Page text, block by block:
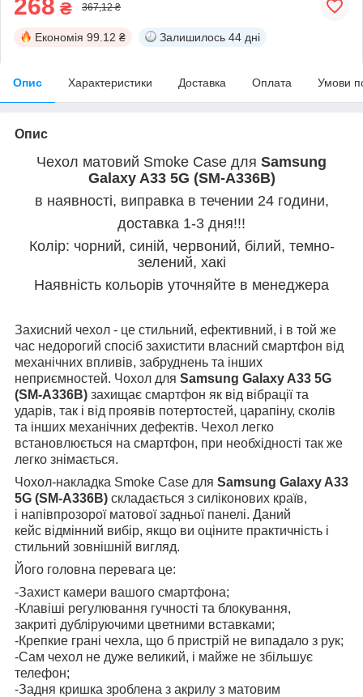
268 ₴ 367,12 ₴
Економія 99.12 ₴ Залишилось 44 дні
Опис Характеристики Доставка Оплата Умови
Опис
Чехол матовий Smoke Case для Samsung
Galaxy A33 5G (SM-A336B)
в наявності, виправка в течении 24 години,
доставка 1-3 дня!!!
Колір: чорний, синій, червоний, білий, темно-
зелений, хакі
Наявність кольорів уточняйте в менеджера
Захисний чехол - це стильний, ефективний, і в той же
час недорогий спосіб захистити власний смартфон від
механічних впливів, забруднень та інших
неприємностей. Чохол для Samsung Galaxy A33 5G
(SM-A336B) захищає смартфон як від вібрації та
ударів, так і від проявів потертостей, царапіну, сколів
та інших механічних дефектів. Чехол легко
встановлюється на смартфон, при необхідності так же
легко знімається.
Чохол-накладка Smoke Case для Samsung Galaxy A33
5G (SM-A336B) складається з силіконових країв,
і напівпрозорої матової задньої панелі. Даний
кейс відмінний вибір, якщо ви оціните практичність і
стильний зовнішній вигляд.
Його головна перевага це:
-Захист камери вашого смартфона;
-Клавіші регулювання гучності та блокування,
закриті дубліруючими цветними вставками;
-Крепкие грані чехла, що б пристрій не випадало з рук;
-Сам чехол не дуже великий, і майже не збільшує
телефон;
-Задня кришка зроблена з акрилу з матовим